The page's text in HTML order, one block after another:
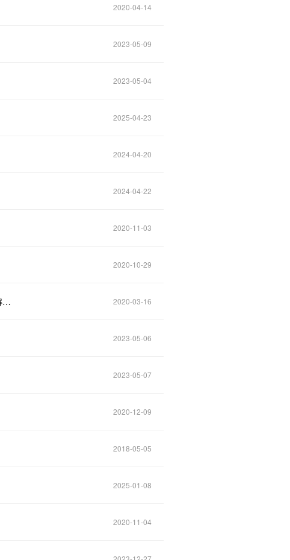
2020-04-14
2023-05-09
2023-05-04
2025-04-23
2024-04-20
2024-04-22
2020-11-03
2020-10-29
中新赛克工业互联网安全产品，成功入围2019中国自动化领域年度最具价值解决方案 2020-03-16
2023-05-06
2023-05-07
2020-12-09
2018-05-05
2025-01-08
2020-11-04